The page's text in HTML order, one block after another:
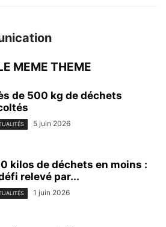
MEME THEME
de 500 kg de déchets
5 juin 2026
kilos de déchets en moins :
relevé par...
1 juin 2026